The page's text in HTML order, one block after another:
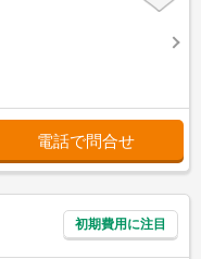
電話で問合せ
初期費用に注目